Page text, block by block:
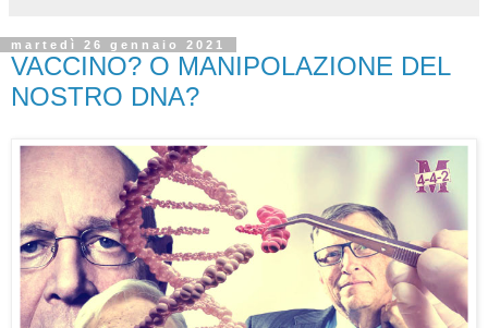
martedì 26 gennaio 2021
VACCINO? O MANIPOLAZIONE DEL
NOSTRO DNA?